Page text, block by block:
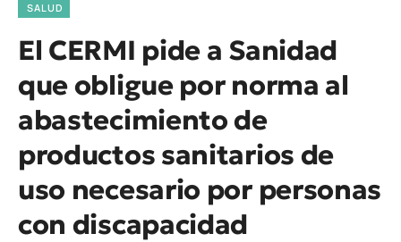
SALUD
El CERMI pide a Sanidad
que obligue por norma al
abastecimiento de
productos sanitarios de
uso necesario por personas
con discapacidad